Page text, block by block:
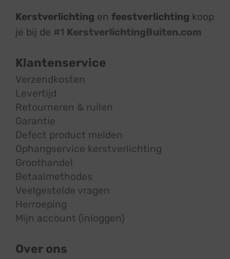
Kerstverlichting en feestverlichting koop
je bij de #1 KerstverlichtingBuiten.com
Klantenservice
Verzendkosten
Levertijd
Retourneren & ruilen
Garantie
Defect product melden
Ophangservice kerstverlichting
Groothandel
Betaalmethodes
Veelgestelde vragen
Herroeping
Mijn account (inloggen)
Over ons